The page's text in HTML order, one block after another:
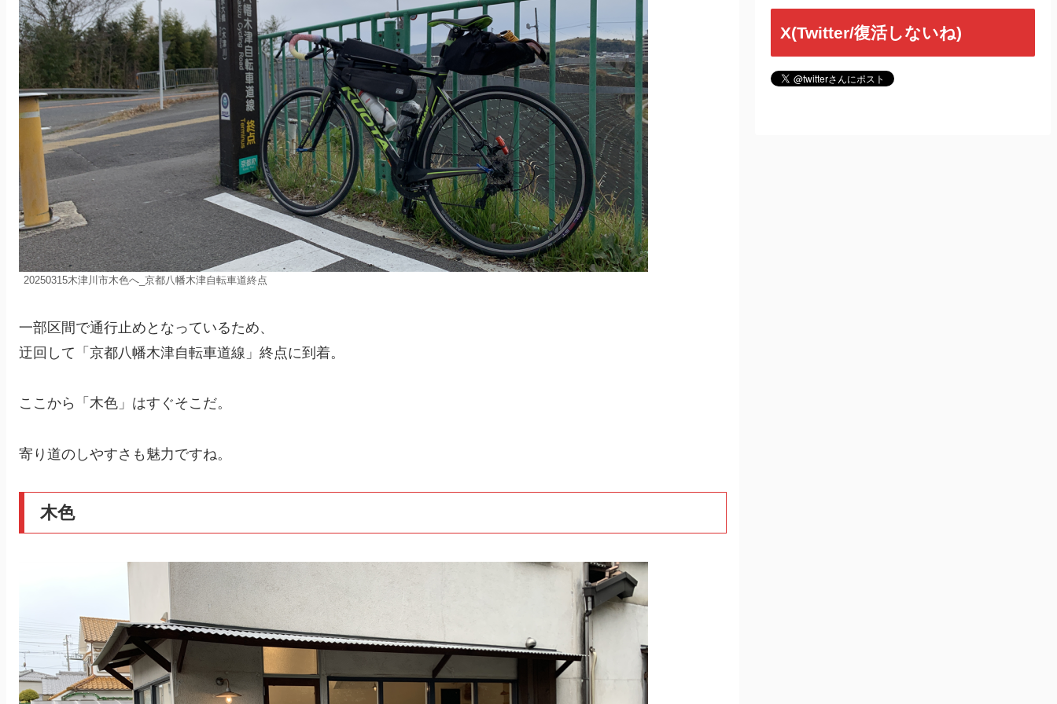
20250315木津川市木色へ_京都八幡木津自転車道終点
一部区間で通行止めとなっているため、
迂回して「京都八幡木津自転車道線」終点に到着。
ここから「木色」はすぐそこだ。
寄り道のしやすさも魅力ですね。
木色
X(Twitter/復活しないね)